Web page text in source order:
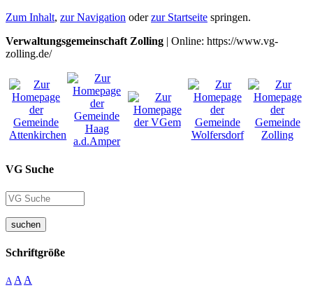
Zum Inhalt, zur Navigation oderzur Startseite springen.
Verwaltungsgemeinschaft Zolling | Online: https://www.vg-
zolling.de/
VG Suche
suchen
Schriftgröße
A A A